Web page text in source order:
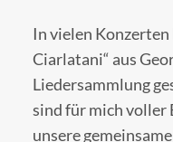
In vielen Konzerten
Ciarlatani“ aus
Liedersammlung
sind für mich voller
unsere